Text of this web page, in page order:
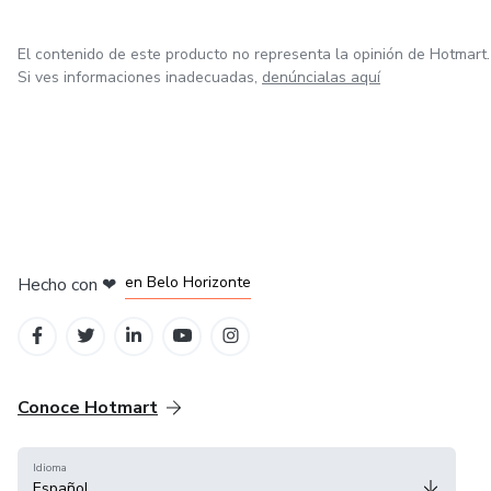
El contenido de este producto no representa la opinión de Hotmart.
Si ves informaciones inadecuadas, denúncialas aquí
Hecho con ❤ en Belo Horizonte
Conoce Hotmart
Idioma